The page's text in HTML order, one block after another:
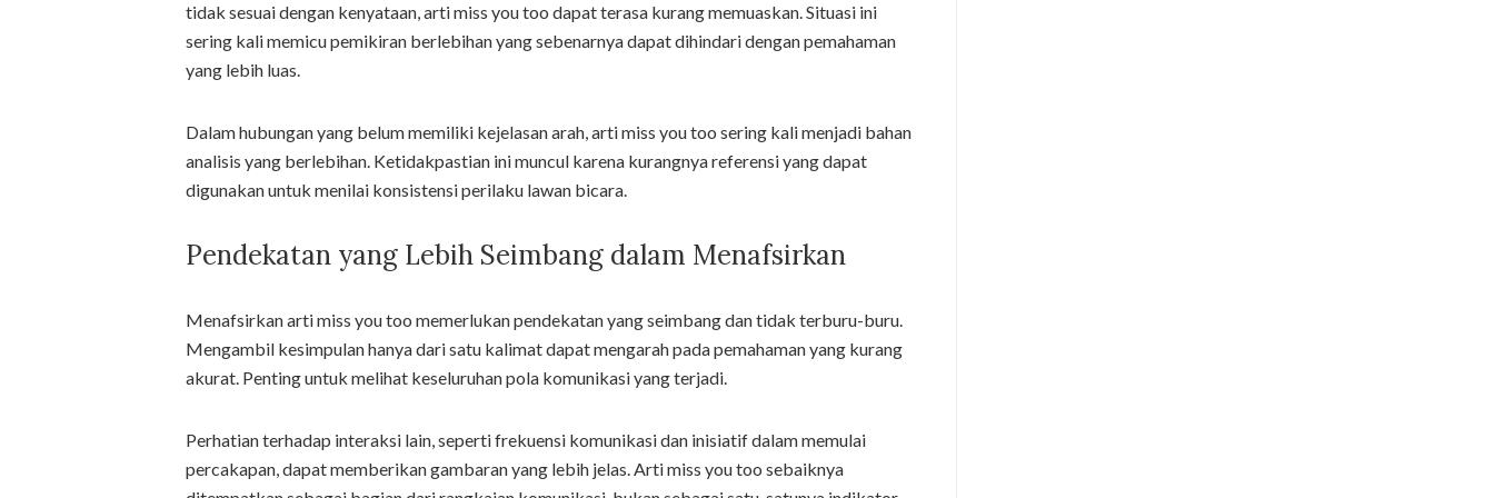
tidak sesuai dengan kenyataan, arti miss you too dapat terasa kurang memuaskan. Situasi ini
sering kali memicu pemikiran berlebihan yang sebenarnya dapat dihindari dengan pemahaman
yang lebih luas.
Dalam hubungan yang belum memiliki kejelasan arah, arti miss you too sering kali menjadi bahan
analisis yang berlebihan. Ketidakpastian ini muncul karena kurangnya referensi yang dapat
digunakan untuk menilai konsistensi perilaku lawan bicara.
Pendekatan yang Lebih Seimbang dalam Menafsirkan
Menafsirkan arti miss you too memerlukan pendekatan yang seimbang dan tidak terburu-buru.
Mengambil kesimpulan hanya dari satu kalimat dapat mengarah pada pemahaman yang kurang
akurat. Penting untuk melihat keseluruhan pola komunikasi yang terjadi.
Perhatian terhadap interaksi lain, seperti frekuensi komunikasi dan inisiatif dalam memulai
percakapan, dapat memberikan gambaran yang lebih jelas. Arti miss you too sebaiknya